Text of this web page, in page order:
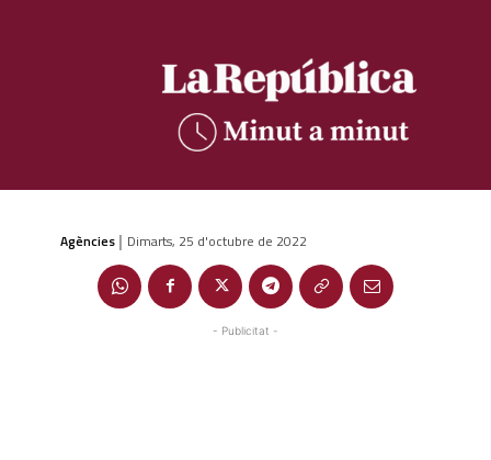
Agències | Dimarts, 25 d'octubre de 2022
- Publicitat -